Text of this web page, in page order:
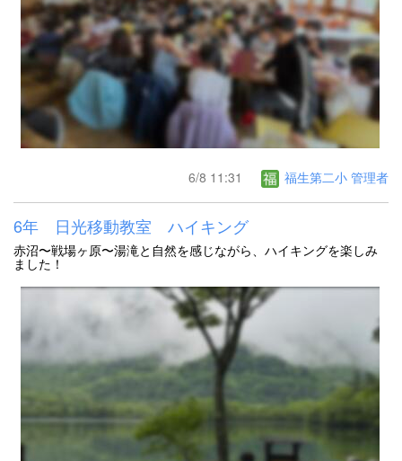
6/8 11:31 福生第二小 管理者
6年 日光移動教室 ハイキング
赤沼〜戦場ヶ原〜湯滝と自然を感じながら、ハイキングを楽しみ
ました！